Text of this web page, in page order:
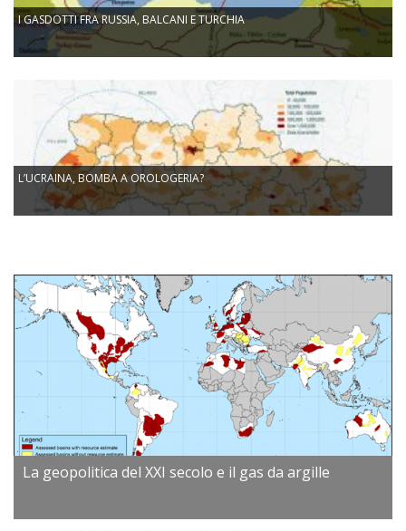
I GASDOTTI FRA RUSSIA, BALCANI E TURCHIA
L’UCRAINA, BOMBA A OROLOGERIA?
La geopolitica del XXI secolo e il gas da argille